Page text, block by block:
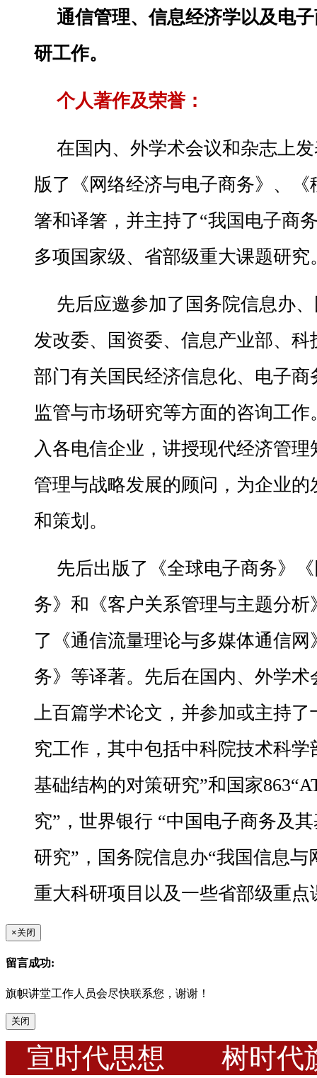
通信管理、信息经济学以及电
研工作。
个人著作及荣誉：
在国内、外学术会议和杂志上
版了《网络经济与电子商务》、
箸和译箸，并主持了“我国电子商
多项国家级、省部级重大课题研究
先后应邀参加了国务院信息办
发改委、国资委、信息产业部、
部门有关国民经济信息化、电子
监管与市场研究等方面的咨询工
入各电信企业，讲授现代经济管
管理与战略发展的顾问，为企业
和策划。
先后出版了《全球电子商务》
务》和《客户关系管理与主题分
了《通信流量理论与多媒体通信
务》等译著。先后在国内、外学
上百篇学术论文，并参加或主持
究工作，其中包括中科院技术科
基础结构的对策研究”和国家
究”，世界银行 “中国电子商务及
研究”，国务院信息办“我国信息与
重大科研项目以及一些省部级重点
×关闭
留言成功:
旗帜讲堂工作人员会尽快联系您，谢谢！
关闭
宣时代思想 树时代